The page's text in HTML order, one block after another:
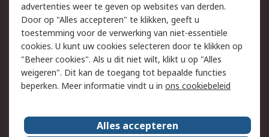
Wettelijk
Cookiebeleid
Email veiligheid
Privacybeleid
Websitevoorwaarden
Algemene
verkoopvoorwaarden
Over RS
advertenties weer te geven op websites van derden.
Door op "Alles accepteren" te klikken, geeft u
toestemming voor de verwerking van niet-essentiële
cookies. U kunt uw cookies selecteren door te klikken op
"Beheer cookies". Als u dit niet wilt, klikt u op "Alles
weigeren". Dit kan de toegang tot bepaalde functies
beperken. Meer informatie vindt u in ons cookiebeleid
Alles accepteren